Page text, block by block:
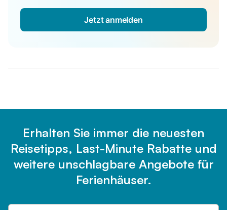
Jetzt anmelden
Erhalten Sie immer die neuesten
Reisetipps, Last-Minute Rabatte und
weitere unschlagbare Angebote für
Ferienhäuser.